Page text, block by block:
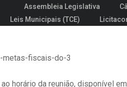
advinda pelo
1ª Audiência Pública
onlinedo
metas-fiscais-do-3
horário da reunião, disponível
Assembleia Legislativa
Leis Municipais (TCE)